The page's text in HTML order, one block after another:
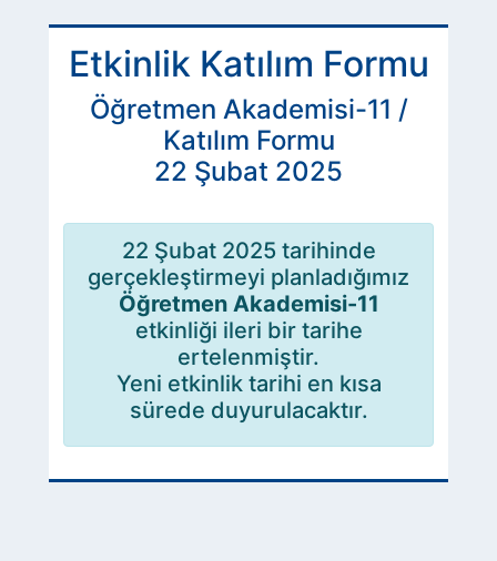
Etkinlik Katılım Formu
Öğretmen Akademisi-11 /
Katılım Formu
22 Şubat 2025
22 Şubat 2025 tarihinde
gerçekleştirmeyi planladığımız
Öğretmen Akademisi-11
etkinliği ileri bir tarihe
ertelenmiştir.
Yeni etkinlik tarihi en kısa
sürede duyurulacaktır.